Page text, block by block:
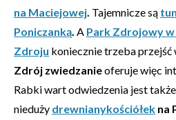
na Maciejowej. Tajemnicze są
Poniczanką. A Park Zdrojowy w
Zdroju koniecznie trzeba przejść
Zdrój zwiedzanieoferuje więc
Rabki wart odwiedzenia jest także
nieduży drewnianykościółek na